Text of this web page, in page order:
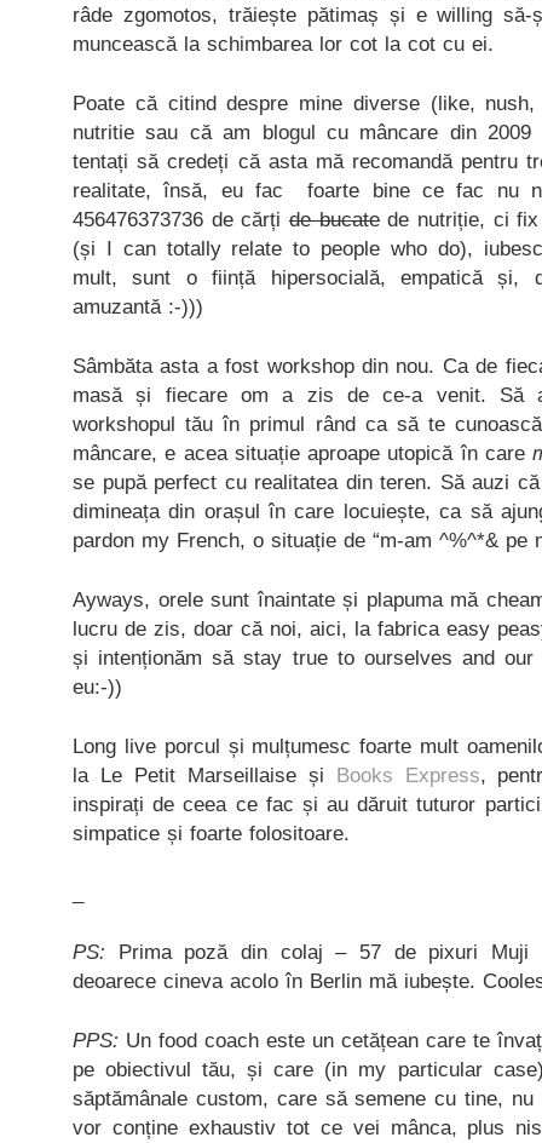
râde zgomotos, trăiește pătimaș și e willing
muncească la schimbarea lor cot la cot cu ei.
Poate că citind despre mine diverse (like,
nutritie sau că am blogul cu mâncare din
tentați să credeți că asta mă recomandă pentru
realitate, însă, eu fac foarte bine ce fac nu
456476373736 de cărți de bucatede nutriție, ci fix
(și I can totally relate to people who do),
mult, sunt o ființă hipersocială, empatică și,
amuzantă :-)))
Sâmbăta asta a fost workshop din nou. Ca de
masă și fiecare om a zis de ce-a venit. Să
workshopul tău în primul rând ca să te
mâncare, e acea situație aproape utopică în care
se pupă perfect cu realitatea din teren. Să auzi
dimineața din orașul în care locuiește, ca să
pardon my French, o situație de “m-am ^%^*& pe
Ayways, orele sunt înaintate și plapuma mă
lucru de zis, doar că noi, aici, la fabrica easy
și intenționăm să stay true to ourselves and
eu:-))
Long live porcul și mulțumesc foarte mult
la Le Petit Marseillaise și Books Express,
inspirați de ceea ce fac și au dăruit tuturor
simpatice și foarte folositoare.
PS: Prima poză din colaj – 57 de pixuri Muji
deoarece cineva acolo în Berlin mă iubește.
PPS: Un food coach este un cetățean care te
pe obiectivul tău, și care (in my particular
săptămânale custom, care să semene cu tine,
vor conține exhaustiv tot ce vei mânca, plus